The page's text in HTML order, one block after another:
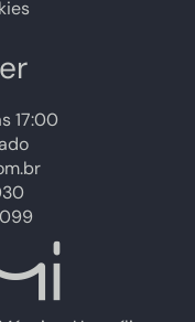
17:00